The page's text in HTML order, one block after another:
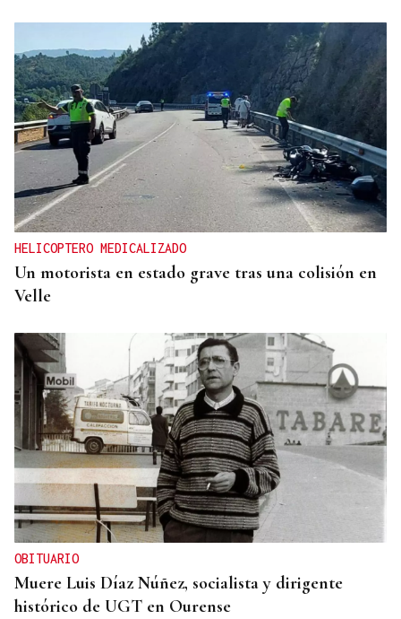
HELICOPTERO MEDICALIZADO
Un motorista en estado grave tras una colisión en
Velle
OBITUARIO
Muere Luis Díaz Núñez, socialista y dirigente
histórico de UGT en Ourense